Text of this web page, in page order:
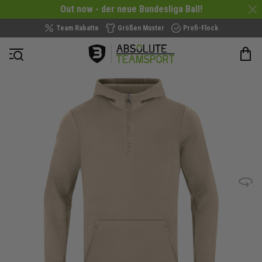
Out now - der neue Bundesliga Ball!
Team Rabatte Größen Muster Profi-Flock
Navigation öffnen
Bildergalerie